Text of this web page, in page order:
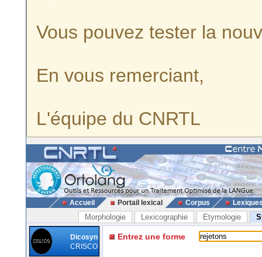
Vous pouvez tester la
En vous remerciant,
L'équipe du CNRTL
Accueil Portail lexical Corpus
Morphologie Lexicographie Etymologie
Dicosyn
CRISCO
Entrez une forme